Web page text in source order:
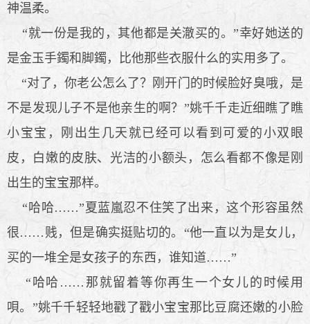
神温柔。
“就一份是我的，其他都是关澈买的。”幸好她送的
是金玉手鐲和脚鐲，比他那些衣服什么的实用多了。
“对了，你老公怎么了？刚开门的时候脸好臭哦，是
不是发现儿子不是他亲生的啊？”姚千千走近细瞧了瞧
小宝宝，刚出生几天就已经可以看到可爱的小双眼
皮，白嫩的皮肤、光洁的小额头，怎么看都不像是刚
出生的宝宝那样。
“哈哈……”夏蓝嵐忍不住笑了出来，这个形容虽然
很……贱，但是确实挺贴切的。“他一直以为是女儿，
买的一堆全是女孩子的东西，谁知道……”
“哈哈……那就留着等你再生一个女儿的时候用
唄。”姚千千轻轻地戳了戳小宝宝那比豆腐还嫩的小脸